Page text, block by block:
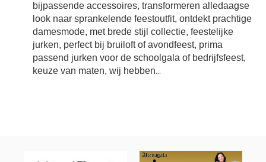
bijpassende accessoires, transformeren alledaagse
look naar sprankelende feestoutfit, ontdekt prachtige
damesmode, met brede stijl collectie, feestelijke
jurken, perfect bij bruiloft of avondfeest, prima
passend jurken voor de schoolgala of bedrijfsfeest,
keuze van maten, wij hebben...